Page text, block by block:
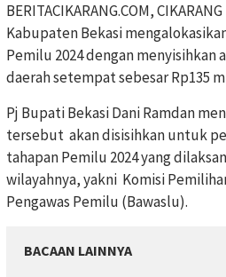
BERITACIKARANG.COM,
Kabupaten Bekasi
Pemilu 2024 dengan menyisihkan
daerah setempat sebesar Rp135
Pj Bupati Bekasi Dani Ramdan
tersebut akan disisihkan untuk
tahapan Pemilu 2024 yang
wilayahnya, yakni Komisi
Pengawas Pemilu (Bawaslu).
BACAAN LAINNYA